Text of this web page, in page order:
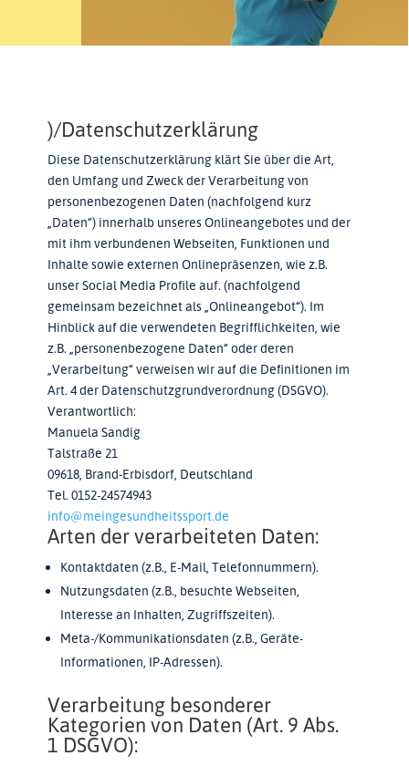
)/Datenschutzerklärung
Diese Datenschutzerklärung klärt Sie über die Art,
den Umfang und Zweck der Verarbeitung von
personenbezogenen Daten (nachfolgend kurz
„Daten“) innerhalb unseres Onlineangebotes und der
mit ihm verbundenen Webseiten, Funktionen und
Inhalte sowie externen Onlinepräsenzen, wie z.B.
unser Social Media Profile auf. (nachfolgend
gemeinsam bezeichnet als „Onlineangebot“). Im
Hinblick auf die verwendeten Begrifflichkeiten, wie
z.B. „personenbezogene Daten“ oder deren
„Verarbeitung“ verweisen wir auf die Definitionen im
Art. 4 der Datenschutzgrundverordnung (DSGVO).
Verantwortlich:
Manuela Sandig
Talstraße 21
09618, Brand-Erbisdorf, Deutschland
Tel. 0152-24574943
info@meingesundheitssport.de
Arten der verarbeiteten Daten:
Kontaktdaten (z.B., E-Mail, Telefonnummern).
Nutzungsdaten (z.B., besuchte Webseiten,
Interesse an Inhalten, Zugriffszeiten).
Meta-/Kommunikationsdaten (z.B., Geräte-
Informationen, IP-Adressen).
Verarbeitung besonderer
Kategorien von Daten (Art. 9 Abs.
1 DSGVO):